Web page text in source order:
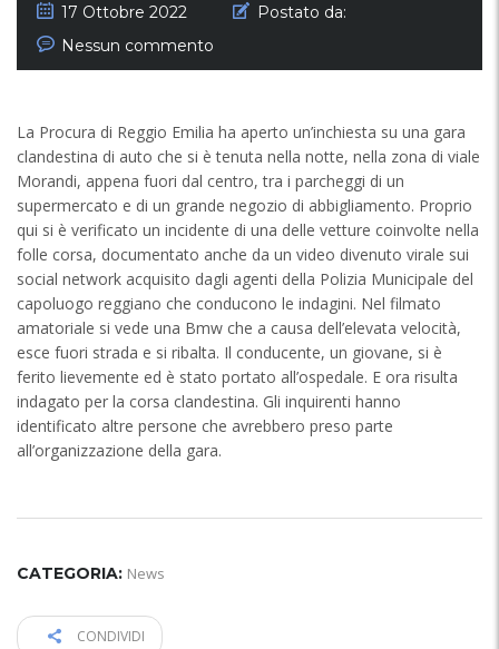
17 Ottobre 2022
Postato da:
Nessun commento
La Procura di Reggio Emilia ha aperto un’inchiesta su una gara
clandestina di auto che si è tenuta nella notte, nella zona di viale
Morandi, appena fuori dal centro, tra i parcheggi di un
supermercato e di un grande negozio di abbigliamento. Proprio
qui si è verificato un incidente di una delle vetture coinvolte nella
folle corsa, documentato anche da un video divenuto virale sui
social network acquisito dagli agenti della Polizia Municipale del
capoluogo reggiano che conducono le indagini. Nel filmato
amatoriale si vede una Bmw che a causa dell’elevata velocità,
esce fuori strada e si ribalta. Il conducente, un giovane, si è
ferito lievemente ed è stato portato all’ospedale. E ora risulta
indagato per la corsa clandestina. Gli inquirenti hanno
identificato altre persone che avrebbero preso parte
all’organizzazione della gara.
CATEGORIA: News
CONDIVIDI